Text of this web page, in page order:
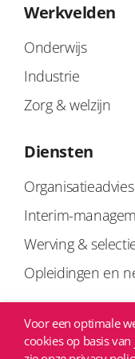
Werkvelden
Onderwijs
Industrie
Zorg & welzijn
Diensten
Organisatieadvies
Interim-
Werving &
Opleidingen en
Links
Privacyverklaring
Voor een optimale
cookies op basis